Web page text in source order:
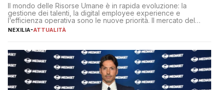
Il mondo delle Risorse Umane è in rapida evoluzione: la
gestione dei talenti, la digital employee experience e
l’efficienza operativa sono le nuove priorità. Il mercato del
lavoro, d’altra parte, è sempre più competitivo con una lotta
NEXILIA-ATTUALITÀ